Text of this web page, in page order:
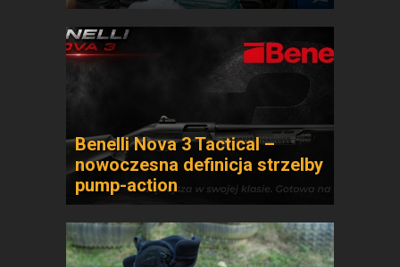
Benelli Nova 3 Tactical –
nowoczesna definicja strzelby
pump-action